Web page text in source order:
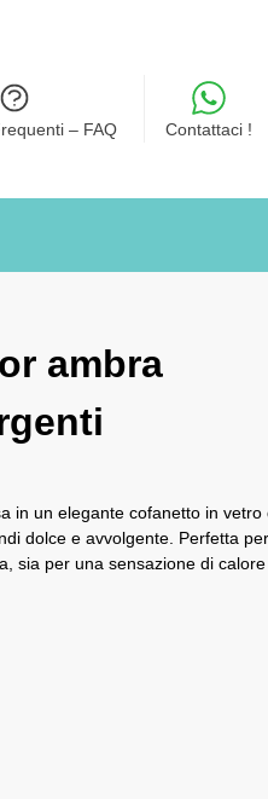
– FAQ Contattaci !
ambra
in un elegante cofanetto in vetro
dolce e avvolgente. Perfetta
sia per una sensazione di calore